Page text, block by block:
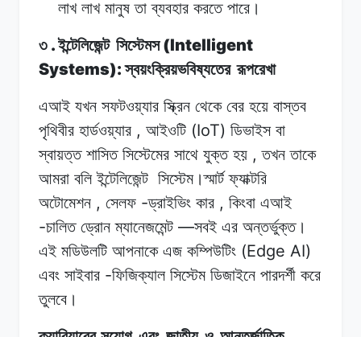
লাখ লাখ মানুষ তা ব্যবহার করতে পারে।
৩ .ইন্টেলিজেন্ট সিস্টেমস(Intelligent
Systems):স্বয়ংক্রিয়ভবিষ্যতের রূপরেখা
এআই যখন সফটওয়্যার স্ক্রিন থেকে বের হয়ে বাস্তব
পৃথিবীর হার্ডওয়্যার , আইওটি (IoT) ডিভাইস বা
স্বায়ত্ত শাসিত সিস্টেমের সাথে যুক্ত হয় ,তখন তাকে
আমরা বলি ইন্টেলিজেন্ট সিস্টেম।স্মার্ট ফ্যাক্টরি
অটোমেশন , সেলফ -ড্রাইভিং কার , কিংবা এআই
-চালিত ড্রোন ম্যানেজমেন্ট —সবই এর অন্তর্ভুক্ত।
এই মডিউলটি আপনাকে এজ কম্পিউটিং (Edge AI)
এবং সাইবার -ফিজিক্যাল সিস্টেম ডিজাইনে পারদর্শী করে
তুলবে।